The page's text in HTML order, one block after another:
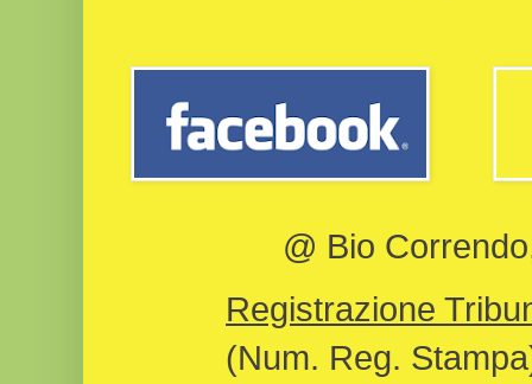
@ Bio
Registrazione
(Num. Reg.